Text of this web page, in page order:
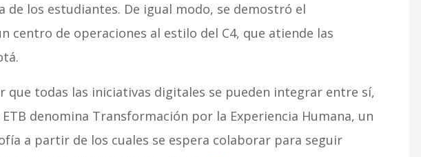
los estudiantes. De igual modo, se demostró el
centro de operaciones al estilo del C4, que atiende las
que todas las iniciativas digitales se pueden integrar entre sí,
denomina Transformación por la Experiencia Humana, un
a partir de los cuales se espera colaborar para seguir